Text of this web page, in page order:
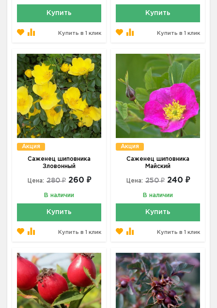
Купить
Купить в 1 клик
Купить
Купить в 1 клик
Акция
Саженец шиповника
Зловонный
Цена: 280 ₽ 260 ₽
В наличии
Купить
Купить в 1 клик
Акция
Саженец шиповника
Майский
Цена: 250 ₽ 240 ₽
В наличии
Купить
Купить в 1 клик